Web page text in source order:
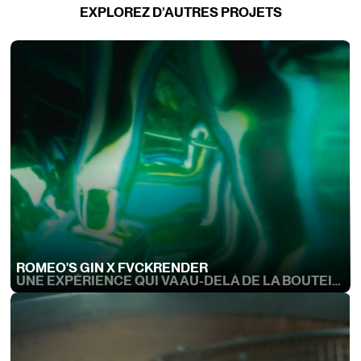
EXPLOREZ D’AUTRES PROJETS
ROMEO'S GIN X FVCKRENDER
UNE EXPÉRIENCE QUI VA AU-DELÀ DE LA BOUTEILLE